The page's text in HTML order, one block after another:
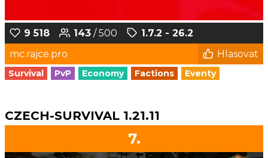
9 518 143 / 500
1.7.2 - 26.2
mc.rajce.pro
Hlasovat
Survival PvP Economy Factions Eventy
CZECH-SURVIVAL 1.21.11
7.